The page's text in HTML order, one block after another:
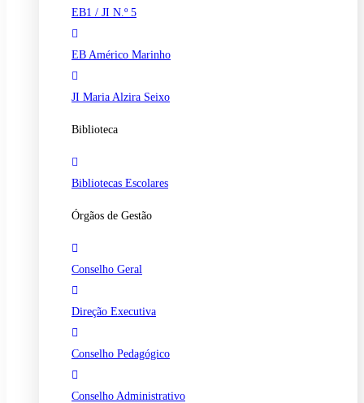
EB1 / JI N.º 5
EB Américo Marinho
JI Maria Alzira Seixo
Biblioteca
Bibliotecas Escolares
Órgãos de Gestão
Conselho Geral
Direção Executiva
Conselho Pedagógico
Conselho Administrativo